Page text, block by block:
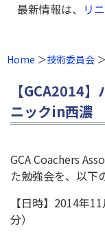
最新情報は、 リ
Home 技術委員会
【GCA2014
ニックin西濃
GCA Coachers
た勉強会を、以下
【日時】2014年
分）